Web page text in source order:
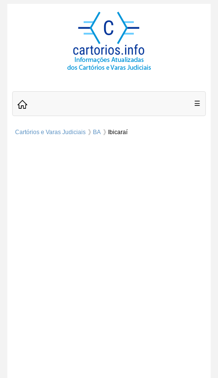
☰
Cartórios e Varas Judiciais BA Ibicaraí